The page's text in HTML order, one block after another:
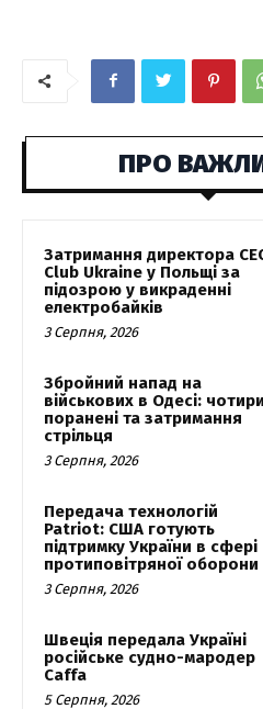
ПРО
Затримання директора
Club Ukraine у Польщі за
підозрою у викраденні
електробайків
3 Серпня, 2026
Збройний напад на
військових в Одесі: чотири
поранені та затримання
стрільця
3 Серпня, 2026
Передача технологій
Patriot: США готують
підтримку України в сфері
протиповітряної оборони
3 Серпня, 2026
Швеція передала Україні
російське судно-мародер
Caffa
5 Серпня, 2026